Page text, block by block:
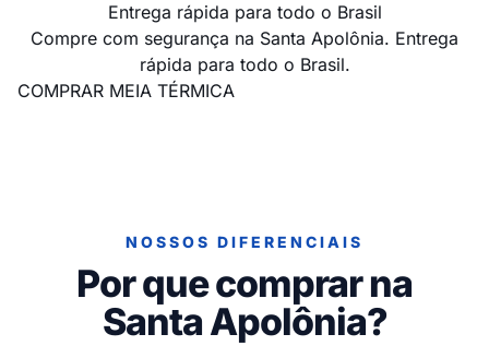
Entrega rápida para todo o Brasil
Compre com segurança na Santa Apolônia. Entrega
rápida para todo o Brasil.
COMPRAR MEIA TÉRMICA
NOSSOS DIFERENCIAIS
Por que comprar na
Santa Apolônia?